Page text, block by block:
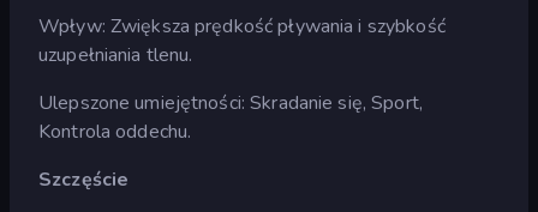
Wpływ: Zwiększa prędkość pływania i szybkość
uzupełniania tlenu.
Ulepszone umiejętności: Skradanie się, Sport,
Kontrola oddechu.
Szczęście